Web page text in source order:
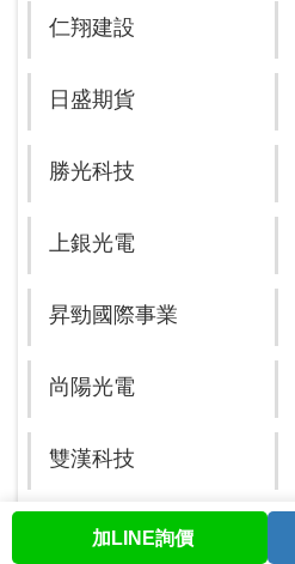
股票查詢
仁翔建設
日盛期貨
勝光科技
上銀光電
昇勁國際事業
尚陽光電
雙漢科技
神鈦光學科技
加LINE詢價